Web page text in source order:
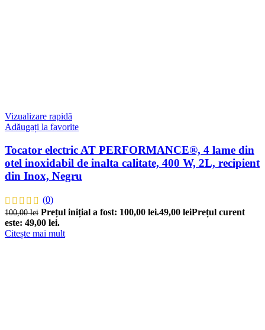
Vizualizare rapidă
Adăugați la favorite
Tocator electric AT PERFORMANCE®, 4 lame din
otel inoxidabil de inalta calitate, 400 W, 2L, recipient
din Inox, Negru
(0)
100,00lei Prețul inițial a fost: 100,00 lei.49,00 leiPrețul curent
este: 49,00 lei.
Citește mai mult